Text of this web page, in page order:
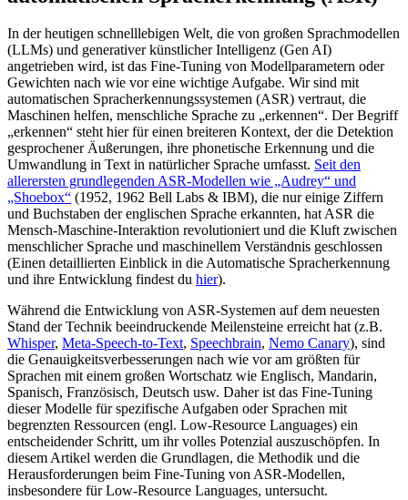
In der heutigen schnelllebigen Welt, die von großen Sprachmodellen
(LLMs) und generativer künstlicher Intelligenz (Gen AI)
angetrieben wird, ist das Fine-Tuning von Modellparametern oder
Gewichten nach wie vor eine wichtige Aufgabe. Wir sind mit
automatischen Spracherkennungssystemen (ASR) vertraut, die
Maschinen helfen, menschliche Sprache zu „erkennen“. Der Begriff
„erkennen“ steht hier für einen breiteren Kontext, der die Detektion
gesprochener Äußerungen, ihre phonetische Erkennung und die
Umwandlung in Text in natürlicher Sprache umfasst. Seit den
allerersten grundlegenden ASR-Modellen wie „Audrey“ und
„Shoebox“ (1952, 1962 Bell Labs & IBM), die nur einige Ziffern
und Buchstaben der englischen Sprache erkannten, hat ASR die
Mensch-Maschine-Interaktion revolutioniert und die Kluft zwischen
menschlicher Sprache und maschinellem Verständnis geschlossen
(Einen detaillierten Einblick in die Automatische Spracherkennung
und ihre Entwicklung findest du hier).
Während die Entwicklung von ASR-Systemen auf dem neuesten
Stand der Technik beeindruckende Meilensteine erreicht hat (z.B.
Whisper, Meta-Speech-to-Text, Speechbrain, Nemo Canary), sind
die Genauigkeitsverbesserungen nach wie vor am größten für
Sprachen mit einem großen Wortschatz wie Englisch, Mandarin,
Spanisch, Französisch, Deutsch usw. Daher ist das Fine-Tuning
dieser Modelle für spezifische Aufgaben oder Sprachen mit
begrenzten Ressourcen (engl. Low-Resource Languages) ein
entscheidender Schritt, um ihr volles Potenzial auszuschöpfen. In
diesem Artikel werden die Grundlagen, die Methodik und die
Herausforderungen beim Fine-Tuning von ASR-Modellen,
insbesondere für Low-Resource Languages, untersucht.